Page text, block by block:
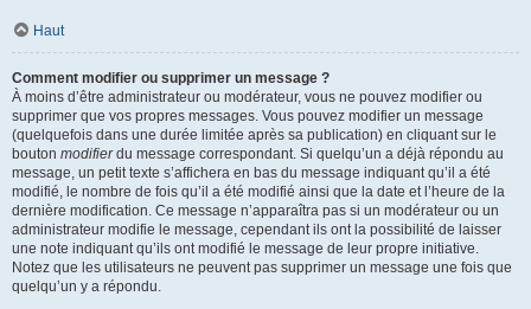
Haut
Comment modifier ou supprimer un message ?
À moins d’être administrateur ou modérateur, vous ne pouvez modifier ou
supprimer que vos propres messages. Vous pouvez modifier un message
(quelquefois dans une durée limitée après sa publication) en cliquant sur le
bouton modifierdu message correspondant. Si quelqu’un a déjà répondu au
message, un petit texte s’affichera en bas du message indiquant qu’il a été
modifié, le nombre de fois qu’il a été modifié ainsi que la date et l’heure de la
dernière modification. Ce message n’apparaîtra pas si un modérateur ou un
administrateur modifie le message, cependant ils ont la possibilité de laisser
une note indiquant qu’ils ont modifié le message de leur propre initiative.
Notez que les utilisateurs ne peuvent pas supprimer un message une fois que
quelqu’un y a répondu.